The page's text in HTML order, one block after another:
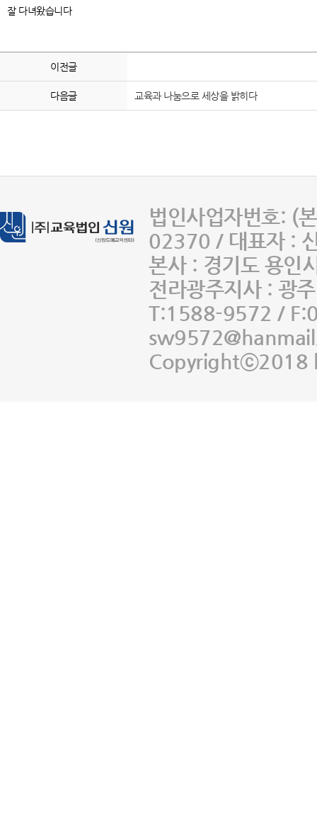
잘 다녀왔습니다
이전글
다음글 교육과 나눔으로 세상을 밝히다
법인사업자번호:
02370 / 대표자 :
본사 : 경기도 용인
전라광주지사 : 광
T:1588-9572 /
Copyrightⓒ2018